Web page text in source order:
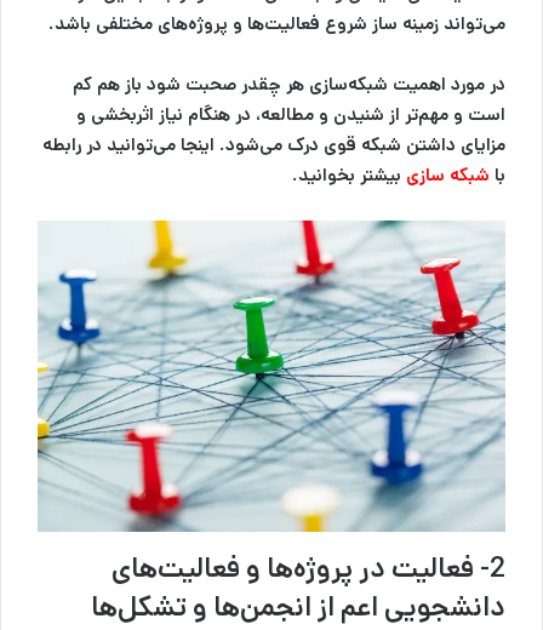
می‌تواند زمینه ساز شروع فعالیت‌ها و پروژه‌های مختلفی باشد.
در مورد اهمیت شبکه‌سازی هر چقدر صحبت شود باز هم کم
است و مهم‌تر از شنیدن و مطالعه، در هنگام نیاز اثربخشی و
مزایای داشتن شبکه قوی درک می‌شود. اینجا می‌توانید در رابطه
با شبکه سازی بیشتر بخوانید.
2- فعالیت در پروژه‌ها و فعالیت‌های
دانشجویی اعم از انجمن‌ها و تشکل‌ها